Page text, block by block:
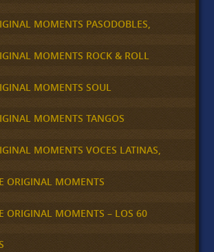
MOMENTS PASODOBLES,
MOMENTS ROCK & ROLL
MOMENTS SOUL
MOMENTS TANGOS
MOMENTS VOCES LATINAS,
ORIGINAL MOMENTS
ORIGINAL MOMENTS – LOS 60